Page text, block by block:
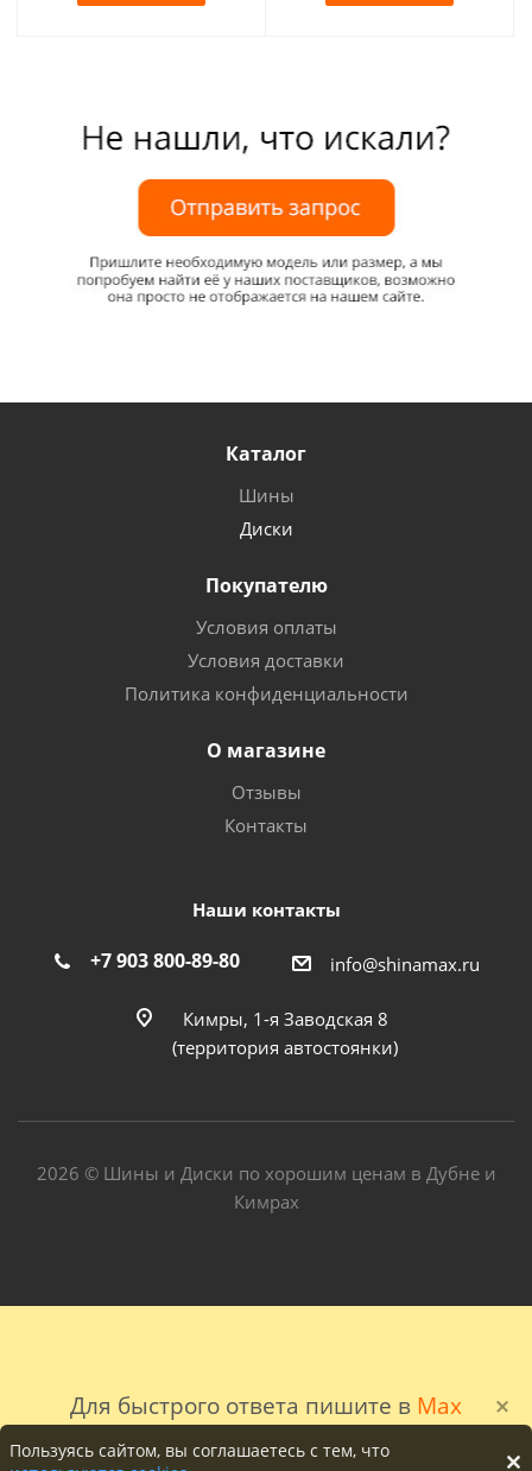
Для быстрого ответа пишите в Max
Каталог
Шины
Диски
Покупателю
Условия оплаты
Условия доставки
Политика конфиденциальности
О магазине
Отзывы
Контакты
Наши контакты
+7 903 800-89-80 info@shinamax.ru
Кимры, 1-я Заводская 8
(территория автостоянки)
2026 © Шины и Диски по хорошим ценам в Дубне и
Кимрах
Пользуясь сайтом, вы соглашаетесь с тем, что